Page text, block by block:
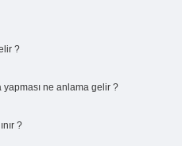
?
ne anlama gelir ?
?